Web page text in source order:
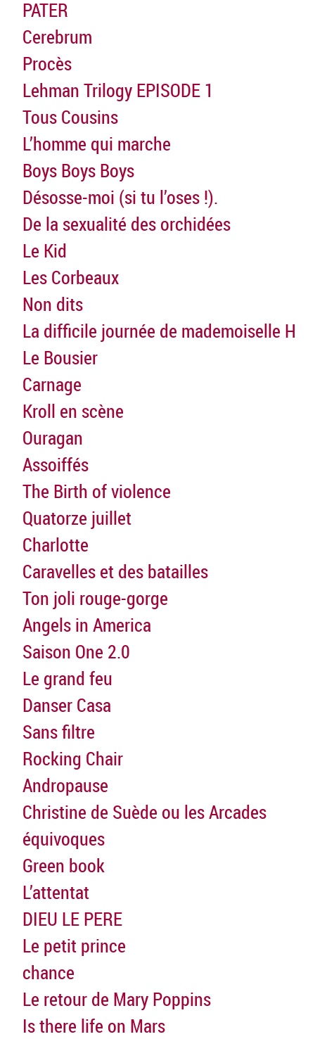
PATER
Cerebrum
Procès
Lehman Trilogy EPISODE 1
Tous Cousins
L’homme qui marche
Boys Boys Boys
Désosse-moi (si tu l’oses !).
De la sexualité des orchidées
Le Kid
Les Corbeaux
Non dits
La difficile journée de mademoiselle H
Le Bousier
Carnage
Kroll en scène
Ouragan
Assoiffés
The Birth of violence
Quatorze juillet
Charlotte
Caravelles et des batailles
Ton joli rouge-gorge
Angels in America
Saison One 2.0
Le grand feu
Danser Casa
Sans filtre
Rocking Chair
Andropause
Christine de Suède ou les Arcades
équivoques
Green book
L’attentat
DIEU LE PERE
Le petit prince
chance
Le retour de Mary Poppins
Is there life on Mars